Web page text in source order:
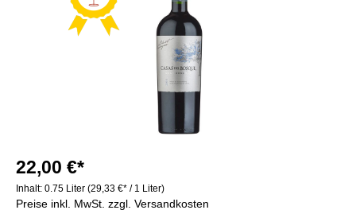
22,00 €*
Inhalt: 0.75 Liter (29,33 €* / 1 Liter)
Preise inkl. MwSt. zzgl. Versandkosten